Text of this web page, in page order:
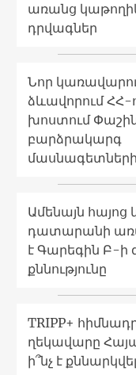
առանց
դրվագներ
Նոր
ձևավորում ՀՀ-
խոստում
բարձրակարգ
Ամենայն հայոց
դատարանի
է Գարեգին Բ-ի
քննությունը
TRIPP+
ղեկավարը
ի՞նչ է քննարկվել